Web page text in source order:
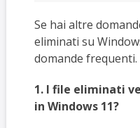
Se hai altre
eliminati su
domande frequenti.
1. I file eliminati
in Windows 11?